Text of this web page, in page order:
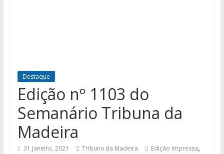
Destaque
Edição nº 1103 do
Semanário Tribuna da
Madeira
31 Janeiro, 2021 Tribuna da Madeira Edição Impressa,